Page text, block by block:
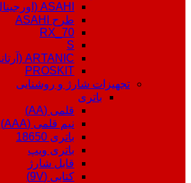
ASAHI (اورجینال)
طرح ASAHI
RX_70
S
ARTANIC (آرتانیک)
PROSKIT
تجهیزات شارژ و روشنایی
باتری
قلمی (AA)
نیم قلمی (AAA)
باتری 18650
باتری ویپ
قابل شارژ
کتابی (9V)